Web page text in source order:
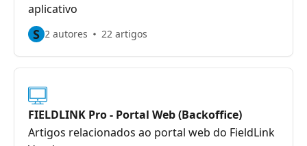
aplicativo
S 2 autores 22 artigos
FIELDLINK Pro - Portal Web (Backoffice)
Artigos relacionados ao portal web do FieldLink